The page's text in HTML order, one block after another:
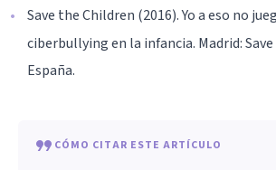
Save the Children (2016). Yo a eso no
ciberbullying en la infancia. Madrid:
España.
CÓMO CITAR ESTE ARTÍCULO